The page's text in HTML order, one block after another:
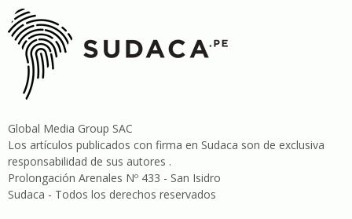
Global Media Group SAC
Los artículos publicados con firma en Sudaca son de exclusiva
responsabilidad de sus autores .
Prolongación Arenales Nº 433 - San Isidro
Sudaca - Todos los derechos reservados